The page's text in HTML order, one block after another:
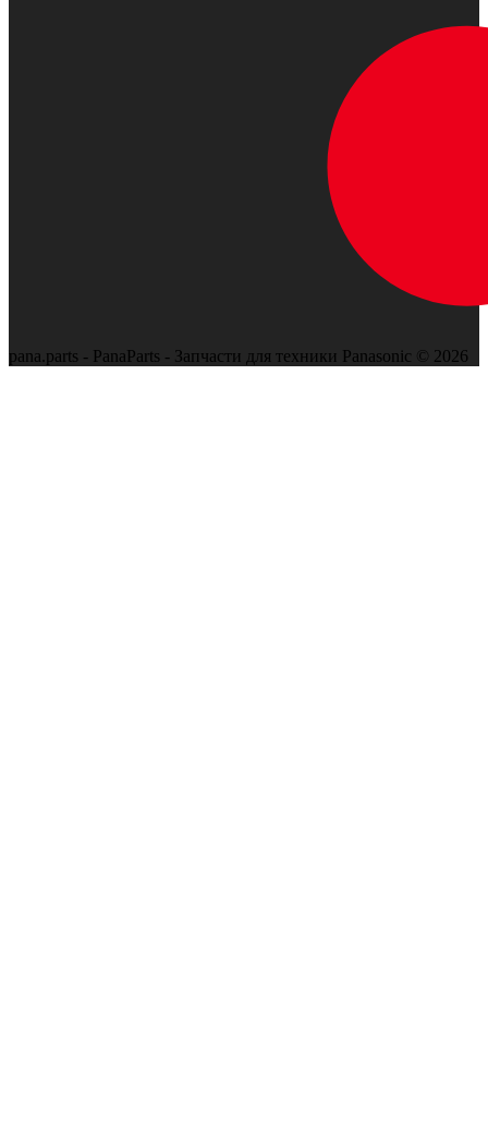
pana.parts - PanaParts - Запчасти для техники Panasonic © 2026